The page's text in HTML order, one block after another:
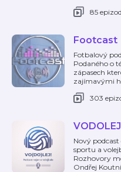
85 epizod
Footcast
Fotbalový
Podaného o
zápasech
zajímavými
303
VODOLEJ
Nový
sportu a
Rozhovory
Ondřej